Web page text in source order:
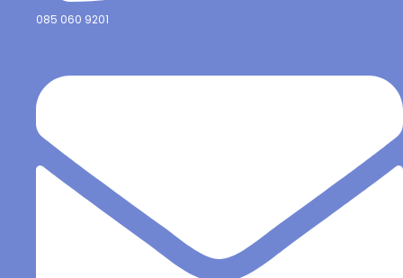
085 060 9201